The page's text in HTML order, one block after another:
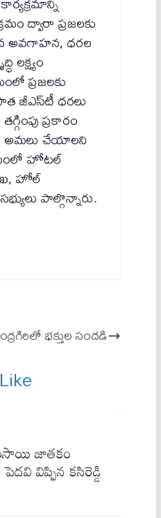
ద్వారా ప్రజలకు
అవగాహన, ధరల
లక్ష్యం
ప్రజలకు
జీఎస్‌టీ ధరలు
ప్రకారం
అమలు చేయాలని
హోటల్
హోల్
పాల్గొన్నారు.
భక్తుల సందడి
జాతకం
విప్పిన క‌సిరెడ్డి